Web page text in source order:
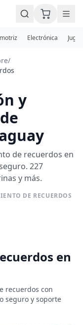
Electrónica
/
y
de recuerdos en
227
y más.
DE RECUERDOS
en
recuerdos con
seguro y soporte